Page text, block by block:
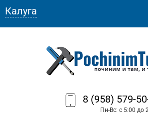
8 (958) 579-
Пн-Вс: с 5:00 до
Калуга